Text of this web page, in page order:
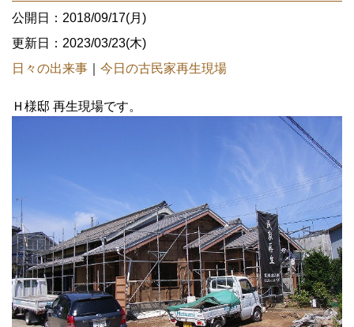
公開日：2018/09/17(月)
更新日：2023/03/23(木)
日々の出来事
今日の古民家再生現場
Ｈ様邸 再生現場です。